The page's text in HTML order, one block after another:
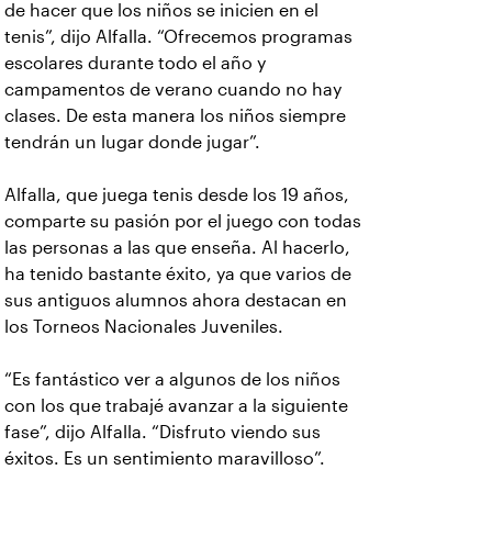
de hacer que los niños se inicien en el
tenis”, dijo Alfalla. “Ofrecemos programas
escolares durante todo el año y
campamentos de verano cuando no hay
clases. De esta manera los niños siempre
tendrán un lugar donde jugar”.
Alfalla, que juega tenis desde los 19 años,
comparte su pasión por el juego con todas
las personas a las que enseña. Al hacerlo,
ha tenido bastante éxito, ya que varios de
sus antiguos alumnos ahora destacan en
los Torneos Nacionales Juveniles.
“Es fantástico ver a algunos de los niños
con los que trabajé avanzar a la siguiente
fase”, dijo Alfalla. “Disfruto viendo sus
éxitos. Es un sentimiento maravilloso”.